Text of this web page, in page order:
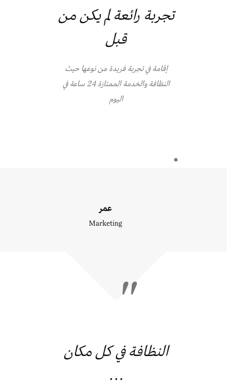
تجربة رائعة لم يكن من
قبل
إقامة في تجربة فريدة من نوعها حيث
النظافة والخدمة الممتازة 24 ساعة في
اليوم
عمر
Marketing
النظافة في كل مكان
…